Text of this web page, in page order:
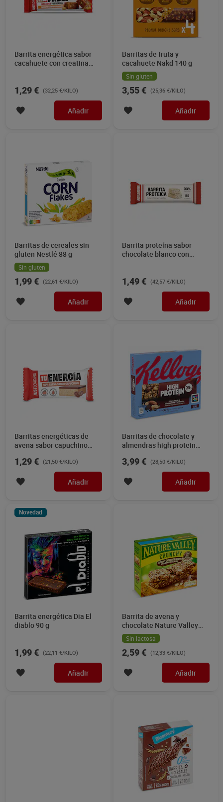
Barrita energética sabor
cacahuete con creatina
1,29 € (32,25 €/KILO)
Añadir
Barritas de fruta y
cacahuete Nakd 140 g
Sin gluten
3,55 € (25,36 €/KILO)
Añadir
Barritas de cereales sin
gluten Nestlé 88 g
Sin gluten
1,99 € (22,61 €/KILO)
Añadir
Barrita proteína sabor
chocolate blanco con
1,49 € (42,57 €/KILO)
Añadir
Barritas energéticas de
avena sabor capuchino
1,29 € (21,50 €/KILO)
Añadir
Barritas de chocolate y
almendras high protein
3,99 € (28,50 €/KILO)
Añadir
Novedad
Barrita energética Dia El
diablo 90 g
1,99 € (22,11 €/KILO)
Añadir
Barrita de avena y
chocolate Nature Valley
210 g
Sin lactosa
2,59 € (12,33 €/KILO)
Añadir